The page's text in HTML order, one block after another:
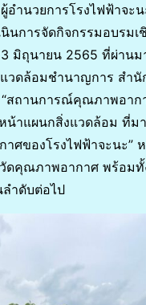
ำนวยการโรงไฟฟ้าจะน
การจัดกิจกรรมอบรมเ
มิถุนายน 2565 ที่ผ่านม
วดล้อมชำนาญการ สำนั
สถานการณ์คุณภาพอาก
าแผนกสิ่งแวดล้อม ที่ม
าศของโรงไฟฟ้าจะนะ”
ดคุณภาพอากาศ พร้อมทั้
ลำดับต่อไป